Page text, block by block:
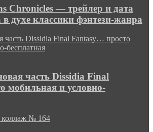
Chronicles — трейлер и дата
духе классики фэнтези-жанра
часть Dissidia Final Fantasy… просто
бесплатная
часть Dissidia Final
мобильная и условно-
коллаж № 164